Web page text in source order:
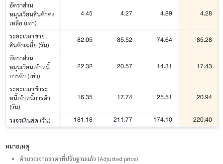
อัตราส่วน
หมุนเวียนสินค้าคง
เหลือ (เท่า)
4.45 4.27 4.89 4.28
ระยะเวลาขาย
สินค้าเฉลี่ย (วัน)
82.05 85.52 74.64 85.28
อัตราส่วน
หมุนเวียนเจ้าหนี้
การค้า (เท่า)
22.32 20.57 14.31 17.43
ระยะเวลาชำระ
หนี้เจ้าหนี้การค้า
(วัน)
16.35 17.74 25.51 20.94
วงจรเงินสด (วัน) 181.18 211.77 174.10 220.40
หมายเหตุ
คำนวณจากราคาที่ปรับฐานแล้ว (Adjusted price)